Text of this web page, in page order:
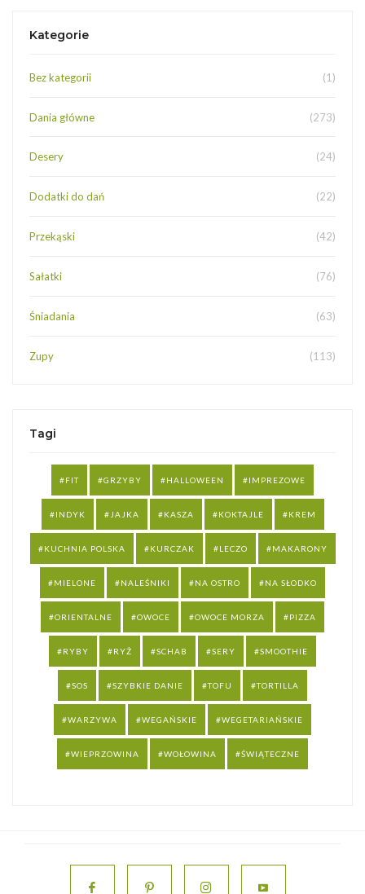
Kategorie
Bez kategorii (1)
Dania główne (273)
Desery (24)
Dodatki do dań (22)
Przekąski (42)
Sałatki (76)
Śniadania (63)
Zupy (113)
Tagi
FIT GRZYBY HALLOWEEN IMPREZOWE
INDYK JAJKA KASZA KOKTAJLE KREM
KUCHNIA POLSKA KURCZAK LECZO MAKARONY
MIELONE NALEŚNIKI NA OSTRO NA SŁODKO
ORIENTALNE OWOCE OWOCE MORZA PIZZA
RYBY RYŻ SCHAB SERY SMOOTHIE
SOS SZYBKIE DANIE TOFU TORTILLA
WARZYWA WEGAŃSKIE WEGETARIAŃSKIE
WIEPRZOWINA WOŁOWINA ŚWIĄTECZNE